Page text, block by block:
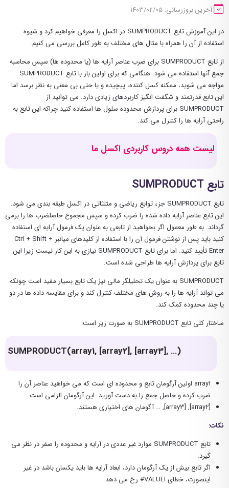
آخرین بروزرسانی: ۱۴۰۳/۰۲/۰۵
در این آموزش تابع SUMPRODUCT در اکسل را معرفی خواهیم کرد و شیوه
استفاده از آن را همراه با مثال های مختلف به طور کامل بررسی می کنیم.
از تابع SUMPRODUCT برای ضرب عناصر آرایه ها (یا محدوده ها) سپس محاسبه
جمع آنها استفاده می شود. هنگامی که برای اولین بار با تابع SUMPRODUCT
مواجه می شوید، ممکنه کسل کننده، پیچیده و یا حتی بی معنی به نظر برسد اما
این تابع قدرتمند و شگفت انگیز کاربردهای زیادی دارد. می توانید از
SUMPRODUCT برای پردازش محدوده سلول ها استفاده کنید چراکه این تابع به
راحتی آرایه ها را کنترل می کند.
لیست همه دروس کاربردی اکسل ما
تابع SUMPRODUCT
تابع SUMPRODUCT جزء توابع ریاضی و مثلثاتی در اکسل طبقه بندی می شود.
این تابع عناصر آرایه داده شده را ضرب کرده و سپس مجموع حاصلضرب ها را برمی
گرداند. به طور معمول اگر بخواهید از تابعی به عنوان یک فرمول آرایه ای استفاده
کنید باید پس از نوشتن فرمول آن را با استفاده از کلیدهای میانبر Ctrl + Shift +
Enter تأیید کنید. اما برای تابع SUMPRODUCT نیازی به این کار نیست زیرا این
تابع برای پردازش آرایه ها طراحی شده است.
SUMPRODUCT به عنوان یک تحلیلگر مالی نیز یک تابع بسیار مفید است چونکه
می تواند آرایه ها را به روش های مختلف کنترل کند و برای مقایسه داده ها در دو
یا چند محدوده کمک کند.
ساختار کلی تابع SUMPRODUCT به صورت زیر است:
SUMPRODUCT(array1, [array2], [array3], …)
array1 اولین آرگومان تابع و محدوده ای است که می خواهید عناصر آن را
ضرب کرده و حاصل جمع را به دست آورید. این آرگومان الزامی است.
[array2], [array3], … آگومان های اختیاری هستند.
نکات:
تابع SUMPRODUCT موارد غیر عددی در آرایه و محدوده را صفر در نظر می
گیرد.
اگر تابع بیش از یک آرگومان دارد، ابعاد آرایه ها باید یکسان باشد در غیر
اینصورت، خطای !VALUE# رخ می دهد.